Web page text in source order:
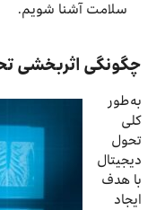
سلامت آشنا شویم.
چگونگی اثربخشی
به‌طور
کلی
تحول
دیجیتال
با هدف
ایجاد